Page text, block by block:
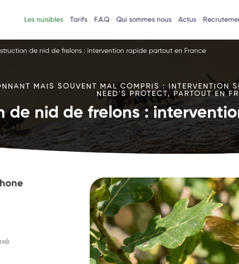
Les nuisibles Tarifs F.A.Q Qui sommes nous Actus
de nid de frelons : intervention rapide partout en France
MAIS SOUVENT MAL COMPRIS : INTERVENTION
NEED'S PROTECT, PARTOUT EN
de nid de frelons :